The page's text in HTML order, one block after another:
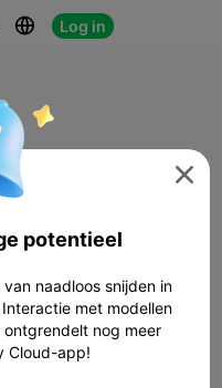
 Log in

potentieel
naadloos snijden in
met modellen
nog meer
Cloud-app!